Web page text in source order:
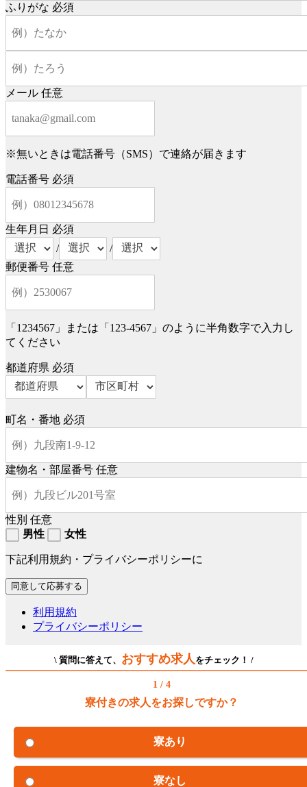
ふりがな 必須
メール 任意
※無いときは電話番号（SMS）で連絡が届きます
電話番号 必須
生年月日 必須
/
/
郵便番号 任意
「1234567」または「123-4567」のように半角数字で入力し
てください
都道府県 必須
町名・番地 必須
建物名・部屋番号 任意
性別 任意
男性
女性
下記利用規約・プライバシーポリシーに
利用規約
プライバシーポリシー
\ 質問に答えて、 おすすめ求人 をチェック！ /
1 / 4
寮付きの求人をお探しですか？
寮あり
寮なし